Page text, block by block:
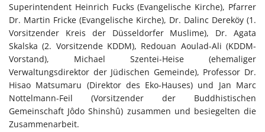
Superintendent Heinrich Fucks (Evangelische Kirche), Pfarrer
Dr. Martin Fricke (Evangelische Kirche), Dr. Dalinc Dereköy (1.
Vorsitzender Kreis der Düsseldorfer Muslime), Dr. Agata
Skalska (2. Vorsitzende KDDM), Redouan Aoulad-Ali (KDDM-
Vorstand), Michael Szentei-Heise (ehemaliger
Verwaltungsdirektor der Jüdischen Gemeinde), Professor Dr.
Hisao Matsumaru (Direktor des Eko-Hauses) und Jan Marc
Nottelmann-Feil (Vorsitzender der Buddhistischen
Gemeinschaft Jôdo Shinshû) zusammen und besiegelten die
Zusammenarbeit.